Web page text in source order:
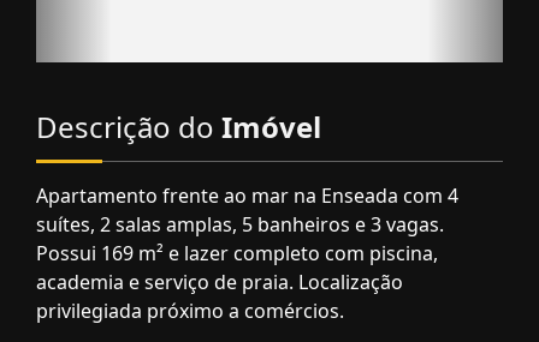
Descrição do Imóvel
Apartamento frente ao mar na Enseada com 4
suítes, 2 salas amplas, 5 banheiros e 3 vagas.
Possui 169 m² e lazer completo com piscina,
academia e serviço de praia. Localização
privilegiada próximo a comércios.